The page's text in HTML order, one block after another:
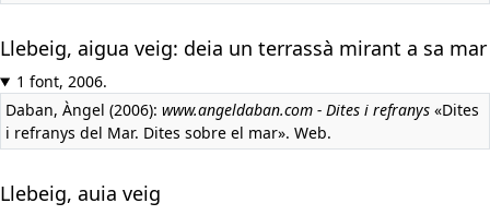
Llebeig, aigua veig: deia un terrassà mirant a sa mar
1 font, 2006.
Daban, Àngel (2006): www.angeldaban.com - Dites i refranys «Dites
i refranys del Mar. Dites sobre el mar». Web.
Llebeig, auia veig